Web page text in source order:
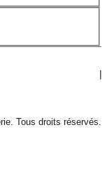
Tous droits réservés.